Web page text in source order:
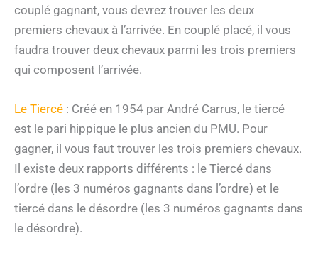
couplé gagnant, vous devrez trouver les deux
premiers chevaux à l’arrivée. En couplé placé, il vous
faudra trouver deux chevaux parmi les trois premiers
qui composent l’arrivée.
Le Tiercé : Créé en 1954 par André Carrus, le tiercé
est le pari hippique le plus ancien du PMU. Pour
gagner, il vous faut trouver les trois premiers chevaux.
Il existe deux rapports différents : le Tiercé dans
l’ordre (les 3 numéros gagnants dans l’ordre) et le
tiercé dans le désordre (les 3 numéros gagnants dans
le désordre).